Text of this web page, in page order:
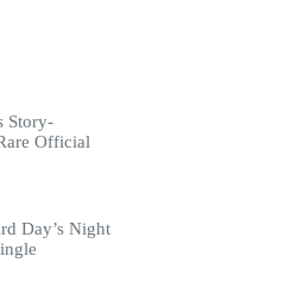
Story-
Official
Day’s Night